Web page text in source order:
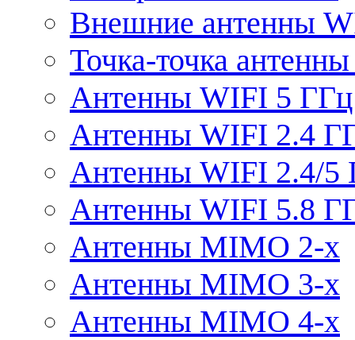
Внешние антенны
Точка-точка
Антенны WIFI 5 ГГц
Антенны WIFI 2.4
Антенны WIFI 2.4/5
Антенны WIFI 5.8
Антенны MIMO 2-x
Антенны MIMO 3-x
Антенны MIMO 4-x